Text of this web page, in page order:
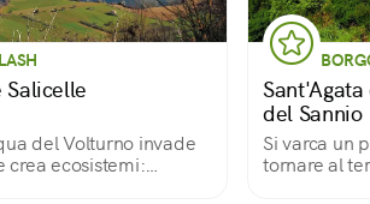
Salicelle
del Volturno invade
crea ecosistemi:
del Sannio
Si varca un
tornare al